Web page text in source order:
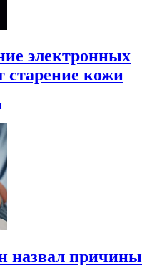
электронных
старение кожи
назвал причины